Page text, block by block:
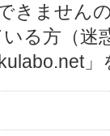
きません
る方（迷